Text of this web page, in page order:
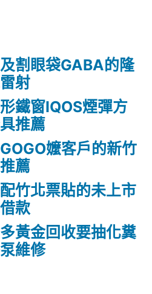
割眼袋GABA的隆
射
鐵窗IQOS煙彈方
推薦
嬤客戶的新竹
薦
竹北票貼的未上市
款
黃金回收要抽化糞
維修